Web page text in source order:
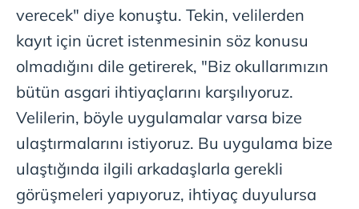
verecek" diye konuştu. Tekin, velilerden
kayıt için ücret istenmesinin söz konusu
olmadığını dile getirerek, "Biz okullarımızın
bütün asgari ihtiyaçlarını karşılıyoruz.
Velilerin, böyle uygulamalar varsa bize
ulaştırmalarını istiyoruz. Bu uygulama bize
ulaştığında ilgili arkadaşlarla gerekli
görüşmeleri yapıyoruz, ihtiyaç duyulursa